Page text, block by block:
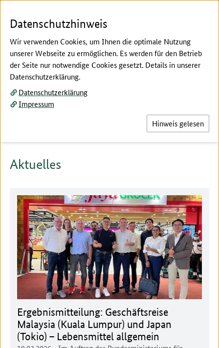
Hier beginnt der Hauptinhalt dieser Seite
Ankündigung von Reisen und
Unternehmerreisen
Aktuelles
Ergebnismitteilung: Geschäftsreise
Malaysia (Kuala Lumpur) und Japan
(Tokio) – Lebensmittel allgemein
Datenschutzhinweis
Wir verwenden Cookies, um Ihnen die optimale Nutzung
unserer Webseite zu ermöglichen. Es werden für den Betrieb
der Seite nur notwendige Cookies gesetzt. Details in unserer
Datenschutzerklärung.
Datenschutzerklärung
Impressum
Hinweis gelesen